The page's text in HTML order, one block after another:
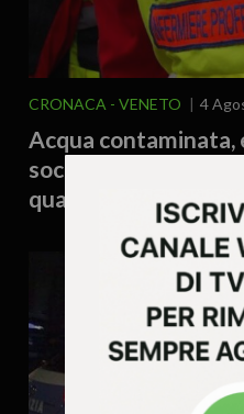
CRONACA VENETO 4
Acqua contaminata,
soccorso dopo una
quattro interventi in